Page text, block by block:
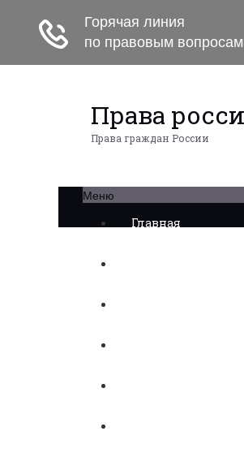
Права
Права граждан России
Меню
Главная